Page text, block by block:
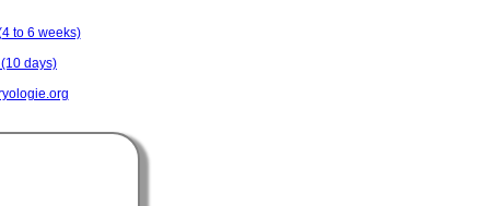
to 6 weeks)
days)